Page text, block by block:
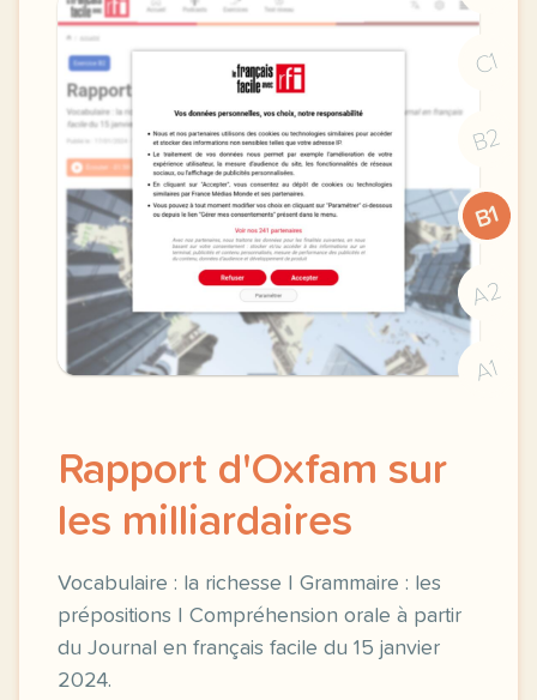
C1
B2
B1
A2
A1
Rapport d'Oxfam sur
les milliardaires
Vocabulaire : la richesse | Grammaire : les
prépositions | Compréhension orale à partir
du Journal en français facile du 15 janvier
2024.